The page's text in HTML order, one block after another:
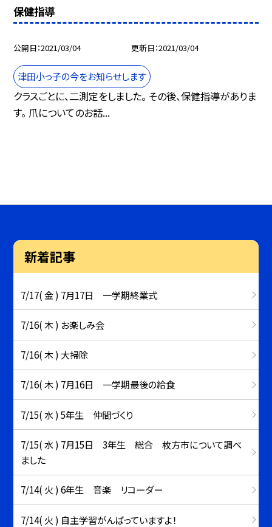
保健指導
公開日 2021/03/04 更新日 2021/03/04
津田小っ子の今をお知らせします
クラスごとに、二測定をしました。 その後、保健指導がありま
す。 爪についてのお話...
新着記事
7/17( 金 ) 7月17日 一学期終業式
7/16( 木 ) お楽しみ会
7/16( 木 ) 大掃除
7/16( 木 ) 7月16日 一学期最後の給食
7/15( 水 ) 5年生 仲間づくり
7/15( 水 ) 7月15日 3年生 総合 枚方市について調べ
ました
7/14( 火 ) 6年生 音楽 リコーダー
7/14( 火 ) 自主学習がんばっていますよ！